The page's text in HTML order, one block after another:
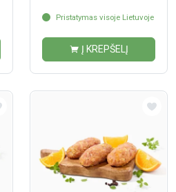
Pristatymas visoje Lietuvoje
Į KREPŠELĮ